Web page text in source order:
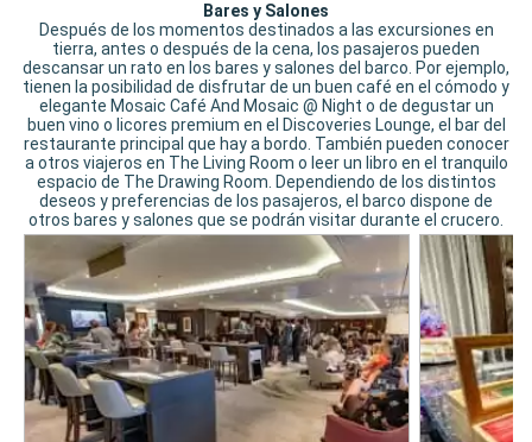
Bares y Salones
Después de los momentos destinados a las excursiones en
tierra, antes o después de la cena, los pasajeros pueden
descansar un rato en los bares y salones del barco. Por ejemplo,
tienen la posibilidad de disfrutar de un buen café en el cómodo y
elegante Mosaic Café And Mosaic @ Night o de degustar un
buen vino o licores premium en el Discoveries Lounge, el bar del
restaurante principal que hay a bordo. También pueden conocer
a otros viajeros en The Living Room o leer un libro en el tranquilo
espacio de The Drawing Room. Dependiendo de los distintos
deseos y preferencias de los pasajeros, el barco dispone de
otros bares y salones que se podrán visitar durante el crucero.